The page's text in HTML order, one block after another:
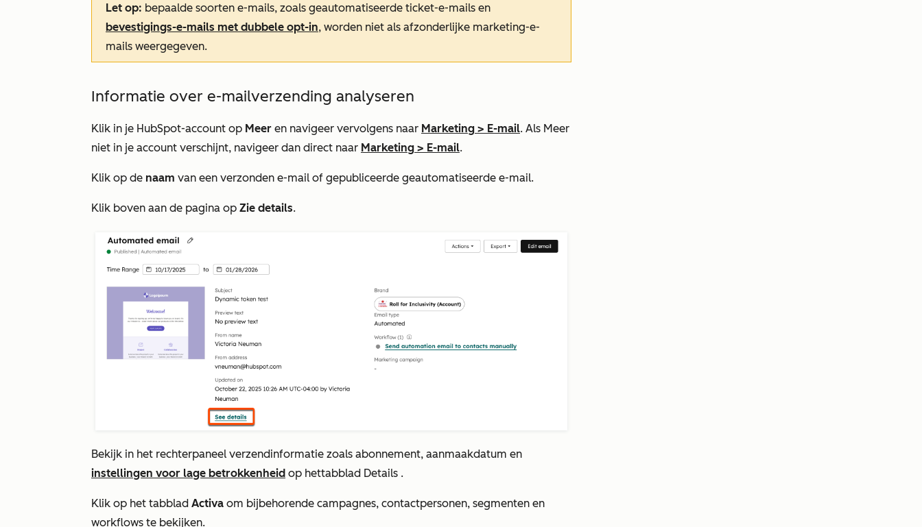
Let op: bepaalde soorten e-mails, zoals geautomatiseerde ticket-e-mails en
bevestigings-e-mails met dubbele opt-in, worden niet als afzonderlijke marketing-e-
mails weergegeven.
Informatie over e-mailverzending analyseren
Klik in je HubSpot-account op Meer en navigeer vervolgens naar Marketing > E-mail. Als Meer
niet in je account verschijnt, navigeer dan direct naar Marketing > E-mail.
Klik op de naam van een verzonden e-mail of gepubliceerde geautomatiseerde e-mail.
Klik boven aan de pagina op Zie details.
Bekijk in het rechterpaneel verzendinformatie zoals abonnement, aanmaakdatum en
instellingen voor lage betrokkenheid op hettabblad Details .
Klik op het tabblad Activa om bijbehorende campagnes, contactpersonen, segmenten en
workflows te bekijken.